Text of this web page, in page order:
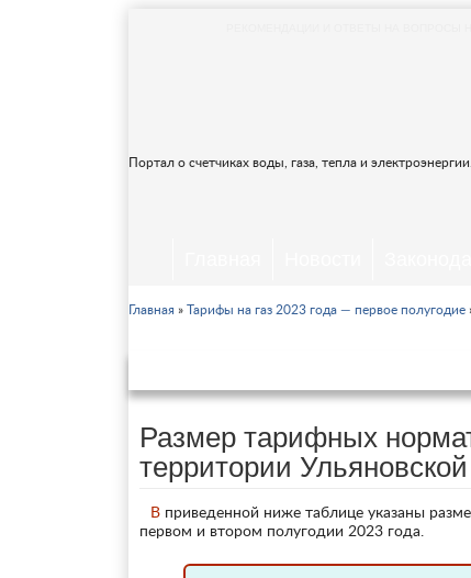
Портал о счетчиках воды, газа, тепла и
Главная » Тарифы на газ 2023 года — первое полугодие
Размер тарифных
территории
В приведенной ниже таблице указаны размеры тарифных ставок на газ для всех категорий населения области в
первом и втором полугодии 2023 года.